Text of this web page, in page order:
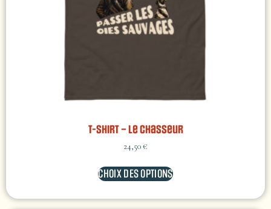
T-shirt – Le Chasseur
24,50€
CHOIX DES OPTIONS